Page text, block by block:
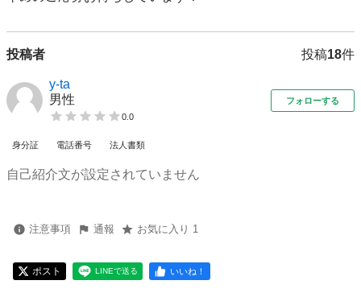
投稿者 投稿18件
y-ta
男性
0.0
フォローする
身分証 電話番号 法人書類
自己紹介文が設定されていません
注意事項 通報 お気に入り 1
ポスト LINEで送る いいね！